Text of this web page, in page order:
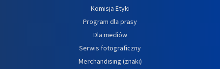
Komisja Etyki
Program dla prasy
Dla mediów
Serwis fotograficzny
Merchandising (znaki)